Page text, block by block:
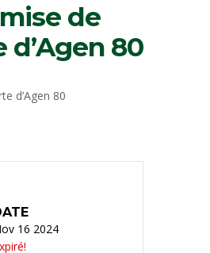
de
d’Agen 80
d’Agen 80
16 2024